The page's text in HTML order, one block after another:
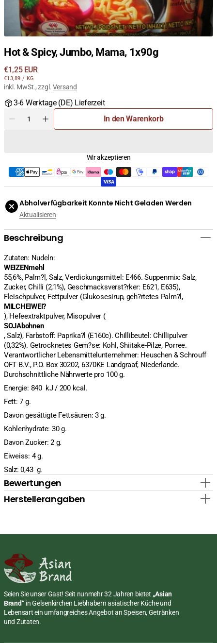
Hot & Spicy, Jumbo, Mama, 1x90g
Regulärer
Preis
€1,25 EUR
STÜCKPREIS
€13,89 / PRO
KG
inkl. MwSt., zzgl. Versand
3-6 Werktage (DE) Lieferzeit
Menge
Jumbo,
Mama,
1x90g
Menge
Jumbo,
Mama,
1x90g
In den Warenkorb
Wir akzeptieren
Abholverfügbarkeit Konnte Nicht Geladen Werden
Aktualisieren
Beschreibung
Zutaten: Nudeln:
WEIZENmehl
55,6%, Palm?l, Salz, Verdickungsmittel: E466. Suppenmix: Salz,
Zucker, Chilli (2,1%), Geschmacksverst?rker: E621, E635),
Fleischpulver, Fettpulver (Glukosesirup, geh?rtetes Palm?l,
MILCHEIWEI?
), Hefeextraktpulver, Misopulver (
SOJAbohnen
, Salz), Farbstoff: Paprika?l (E160c). Chillibeutel: Chillipulver
(0,32%). Getrocknetes Gem?se: Kohl, Shiitake-Pilze, Porree.
Verantwortlicher Lebensmittelunternehmer: Heuschen & Schrouff
OFT B.V., P.O. Box 30202, 6370KE Landgraaf, Niederlande.
Durchschnittliche Nährwerte pro 100 g.
Energie: 840 kJ / 200 kcal.
Fett: 7 g.
Davon gesättigte Fettsäuren: 3 g.
Kohlenhydrate: 30 g.
Davon Zucker: 2 g.
Eiweiss: 4 g.
Salz: 0,43 g.
Bewertungen
Herstellerangaben
Seien Sie unser Gast! Seit nunmehr 32 Jahren bietet „Asian
Brand“ in Gelsenkirchen Liebhabern asiatischer Küche und
Lebensart ein umfangreiches Angebot an Speisen, Getränken
und Zutaten.